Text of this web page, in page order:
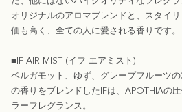
オリジナルのアロマブレンドと、スタイ
価も高く、全ての人に愛される香りです。
■IF AIR MIST (イフ エアミスト)
ベルガモット、ゆず、グレープフルーツ
の香りをブレンドしたIFは、APOTHIAの
ラーフレグランス。